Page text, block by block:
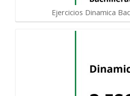
Ejercicios Dinamica